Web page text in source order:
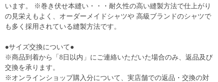
います。 ※巻き伏せ本縫い・・・耐久性の高い縫製方法で仕上がり
の見栄えもよく、オーダーメイドシャツや 高級ブランドのシャツで
も多く採用されている縫製方法です。
●サイズ交換について●
※商品到着から「8日以内」にご連絡いただいた場合のみ、返品及び
交換を承ります。
※オンラインショップ購入分について、実店舗での返品・交換の対